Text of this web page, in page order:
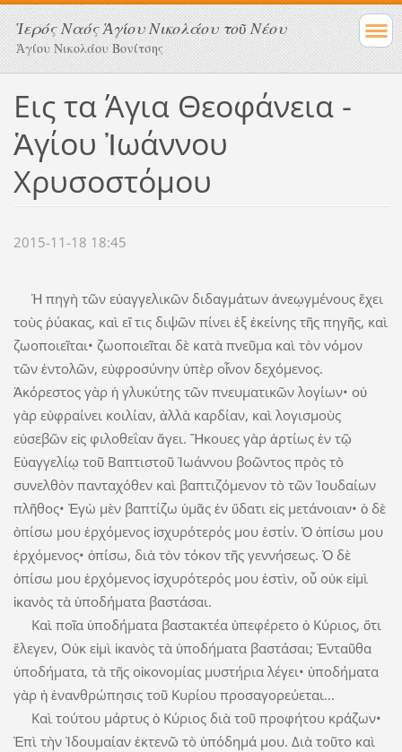
Ἱερός Ναός Ἁγίου Νικολάου τοῦ Νέου
Ἁγίου Νικολάου Βονίτσης
Εις τα Άγια Θεοφάνεια -
Ἁγίου Ἰωάννου
Χρυσοστόμου
2015-11-18 18:45
Ἡ πηγὴ τῶν εὐαγγελικῶν διδαγμάτων ἀνεῳγμένους ἔχει
τοὺς ῥύακας, καὶ εἴ τις διψῶν πίνει ἐξ ἐκείνης τῆς πηγῆς, καὶ
ζωοποιεῖται• ζωοποιεῖται δὲ κατὰ πνεῦμα καὶ τὸν νόμον
τῶν ἐντολῶν, εὐφροσύνην ὑπὲρ οἶνον δεχόμενος.
Ἀκόρεστος γὰρ ἡ γλυκύτης τῶν πνευματικῶν λογίων• οὐ
γὰρ εὐφραίνει κοιλίαν, ἀλλὰ καρδίαν, καὶ λογισμοὺς
εὐσεβῶν εἰς φιλοθεΐαν ἄγει. Ἤκουες γὰρ ἀρτίως ἐν τῷ
Εὐαγγελίῳ τοῦ Βαπτιστοῦ Ἰωάννου βοῶντος πρὸς τὸ
συνελθὸν πανταχόθεν καὶ βαπτιζόμενον τὸ τῶν Ἰουδαίων
πλῆθος• Ἐγὼ μὲν βαπτίζω ὑμᾶς ἐν ὕδατι εἰς μετάνοιαν• ὁ δὲ
ὀπίσω μου ἐρχόμενος ἰσχυρότερός μου ἐστίν. Ὁ ὀπίσω μου
ἐρχόμενος• ὀπίσω, διὰ τὸν τόκον τῆς γεννήσεως. Ὁ δὲ
ὀπίσω μου ἐρχόμενος ἰσχυρότερός μου ἐστὶν, οὗ οὐκ εἰμὶ
ἱκανὸς τὰ ὑποδήματα βαστάσαι.
Καὶ ποῖα ὑποδήματα βαστακτέα ὑπεφέρετο ὁ Κύριος, ὅτι
ἔλεγεν, Οὐκ εἰμὶ ἱκανὸς τὰ ὑποδήματα βαστάσαι; Ἐνταῦθα
ὑποδήματα, τὰ τῆς οἰκονομίας μυστήρια λέγει• ὑποδήματα
γὰρ ἡ ἐνανθρώπησις τοῦ Κυρίου προσαγορεύεται...
Καὶ τούτου μάρτυς ὁ Κύριος διὰ τοῦ προφήτου κράζων•
Ἐπὶ τὴν Ἰδουμαίαν ἐκτενῶ τὸ ὑπόδημά μου. Διὰ τοῦτο καὶ